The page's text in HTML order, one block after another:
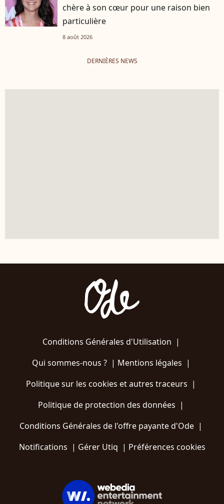
chère à son cœur pour une raison bien
particulière
8 août 2026
DERNIÈRES NEWS
Conditions Générales d'Utilisation |
Qui sommes-nous ?| Mentions légales |
Politique sur les cookies et autres traceurs |
Politique de protection des données |
Conditions Générales de l'offre payante d'Ode |
Notifications | Gérer Utiq | Préférences cookies